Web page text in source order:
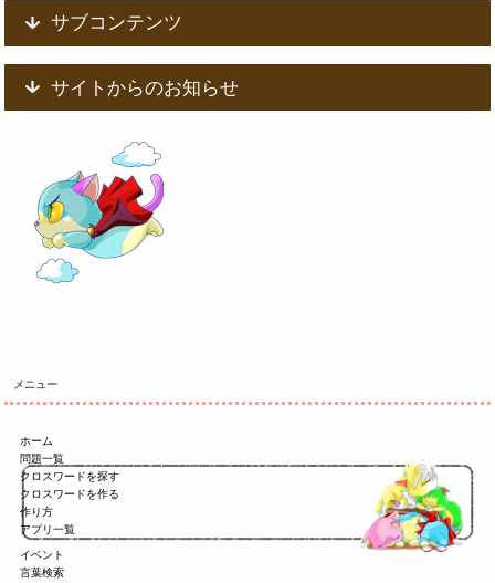
サブコンテンツ
サイトからのお知らせ
メニュー
ホーム
問題一覧
クロスワードを探す
クロスワードを作る
作り方
アプリ一覧
イベント
言葉検索